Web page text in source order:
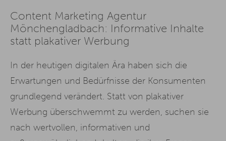
Content Marketing Agentur
Mönchengladbach: Informative Inhalte
statt plakativer Werbung
In der heutigen digitalen Ära haben sich die
Erwartungen und Bedürfnisse der Konsumenten
grundlegend verändert. Statt von plakativer
Werbung überschwemmt zu werden, suchen sie
nach wertvollen, informativen und